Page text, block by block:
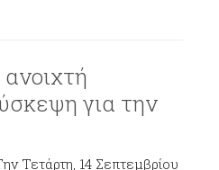
για την
Τετάρτη, 14 Σεπτεμβρίου